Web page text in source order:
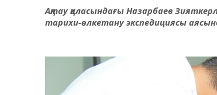
Ақтау қаласындағы Назарбаев
тарихи-өлкетану экспедициясы